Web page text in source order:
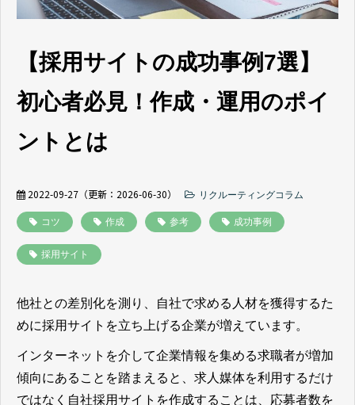
採用ノウハウ
【採用サイトの成功事例7選】
初心者必見！作成・運用のポイ
ントとは
2022-09-27 （更新： 2026-06-30） リクルーティングコラム
コツ 作成 参考 成功事例
採用サイト
他社との差別化を測り、自社で求める人材を獲得するた
めに採用サイトを立ち上げる企業が増えています。
インターネットを介して企業情報を集める求職者が増加
傾向にあることを踏まえると、求人媒体を利用するだけ
ではなく自社採用サイトを作成することは、応募者数を